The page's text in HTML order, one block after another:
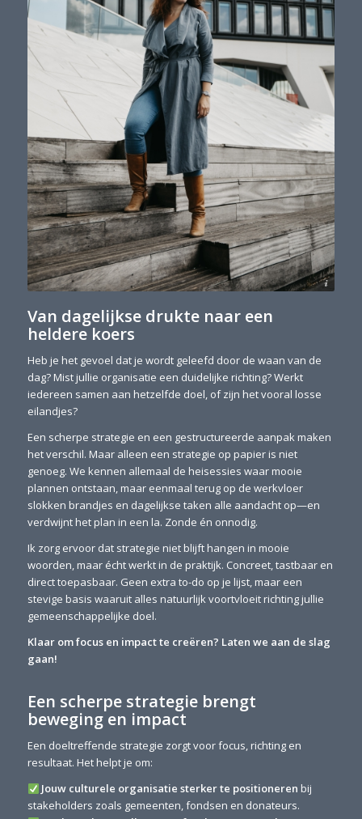
Anne van Zantwijk Fotografie
Van dagelijkse drukte naar een
heldere koers
Heb je het gevoel dat je wordt geleefd door de waan van de
dag? Mist jullie organisatie een duidelijke richting? Werkt
iedereen samen aan hetzelfde doel, of zijn het vooral losse
eilandjes?
Een scherpe strategie en een gestructureerde aanpak maken
het verschil. Maar alleen een strategie op papier is niet
genoeg. We kennen allemaal de heisessies waar mooie
plannen ontstaan, maar eenmaal terug op de werkvloer
slokken brandjes en dagelijkse taken alle aandacht op—en
verdwijnt het plan in een la. Zonde én onnodig.
Ik zorg ervoor dat strategie niet blijft hangen in mooie
woorden, maar écht werkt in de praktijk. Concreet, tastbaar en
direct toepasbaar. Geen extra to-do op je lijst, maar een
stevige basis waaruit alles natuurlijk voortvloeit richting jullie
gemeenschappelijke doel.
Klaar om focus en impact te creëren? Laten we aan de slag
gaan!
Een scherpe strategie brengt
beweging en impact
Een doeltreffende strategie zorgt voor focus, richting en
resultaat. Het helpt je om:
Jouw culturele organisatie sterker te positioneren bij
stakeholders zoals gemeenten, fondsen en donateurs.